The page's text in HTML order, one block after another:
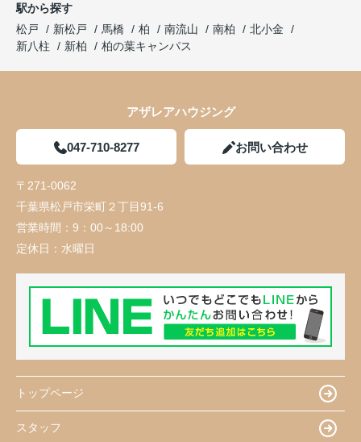
駅から探す
松戸
新松戸 馬橋 柏 南流山 南柏
北小金
新八柱
新柏 柏の葉キャンパス
アザレアハウジング
047-710-8277 お問い合わせ
〒271-0062
千葉県松戸市栄町２丁目91-6
営業時間： 9：00～18:00
定休日： 水曜日
トップページ
スタッフ